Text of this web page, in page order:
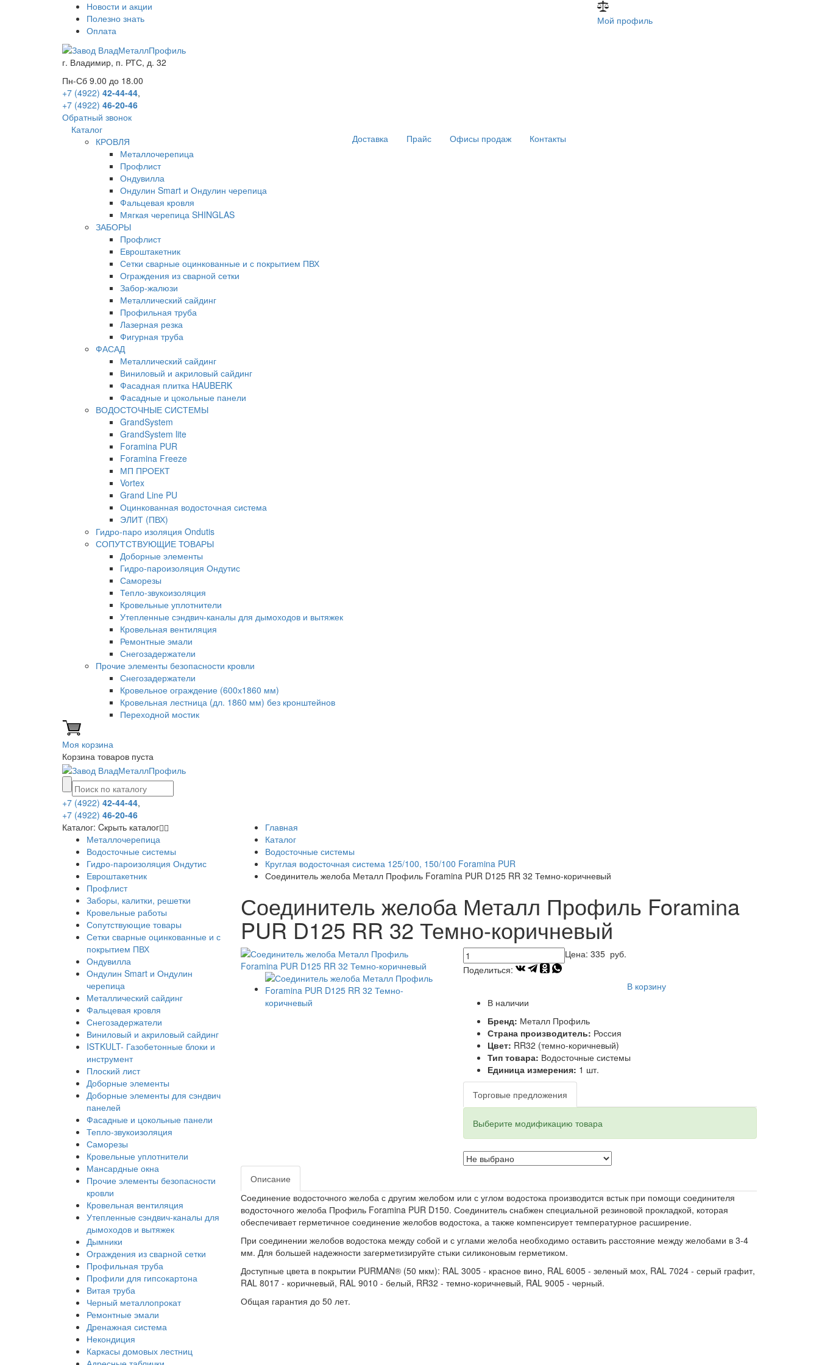
Новости и акции
Полезно знать
Оплата
Мой профиль
г. Владимир, п. РТС, д. 32
Пн-Сб 9.00 до 18.00
+7 (4922) 42-44-44,
+7 (4922) 46-20-46
Обратный звонок
Каталог
КРОВЛЯ
Металлочерепица
Профлист
Ондувилла
Ондулин Smart и Ондулин черепица
Фальцевая кровля
Мягкая черепица SHINGLAS
ЗАБОРЫ
Профлист
Евроштакетник
Сетки сварные оцинкованные и с покрытием ПВХ
Ограждения из сварной сетки
Забор-жалюзи
Металлический сайдинг
Профильная труба
Лазерная резка
Фигурная труба
ФАСАД
Металлический сайдинг
Виниловый и акриловый сайдинг
Фасадная плитка HAUBERK
Фасадные и цокольные панели
ВОДОСТОЧНЫЕ СИСТЕМЫ
GrandSystem
GrandSystem lite
Foramina PUR
Foramina Freeze
МП ПРОЕКТ
Vortex
Grand Line PU
Оцинкованная водосточная система
ЭЛИТ (ПВХ)
Гидро-паро изоляция Ondutis
СОПУТСТВУЮЩИЕ ТОВАРЫ
Доборные элементы
Гидро-пароизоляция Ондутис
Саморезы
Тепло-звукоизоляция
Кровельные уплотнители
Утепленные сэндвич-каналы для дымоходов и вытяжек
Кровельная вентиляция
Ремонтные эмали
Снегозадержатели
Прочие элементы безопасности кровли
Снегозадержатели
Кровельное ограждение (600х1860 мм)
Кровельная лестница (дл. 1860 мм) без кронштейнов
Переходной мостик
Доставка Прайс Офисы продаж Контакты
Моя корзина
Корзина товаров пуста
+7 (4922) 42-44-44,
+7 (4922) 46-20-46
Каталог: Cкрыть каталог
Металлочерепица
Водосточные системы
Гидро-пароизоляция Ондутис
Евроштакетник
Профлист
Заборы, калитки, решетки
Кровельные работы
Сопутствующие товары
Сетки сварные оцинкованные и с
покрытием ПВХ
Ондувилла
Ондулин Smart и Ондулин
черепица
Металлический сайдинг
Фальцевая кровля
Снегозадержатели
Виниловый и акриловый сайдинг
ISTKULT- Газобетонные блоки и
инструмент
Плоский лист
Доборные элементы
Доборные элементы для сэндвич
панелей
Фасадные и цокольные панели
Тепло-звукоизоляция
Саморезы
Кровельные уплотнители
Мансардные окна
Прочие элементы безопасности
кровли
Кровельная вентиляция
Утепленные сэндвич-каналы для
дымоходов и вытяжек
Дымники
Ограждения из сварной сетки
Профильная труба
Профили для гипсокартона
Витая труба
Черный металлопрокат
Ремонтные эмали
Дренажная система
Некондиция
Каркасы домовых лестниц
Главная
Каталог
Водосточные системы
Круглая водосточная система 125/100, 150/100 Foramina PUR
Соединитель желоба Металл Профиль Foramina PUR D125 RR 32 Темно-коричневый
Соединитель желоба Металл Профиль Foramina
PUR D125 RR 32 Темно-коричневый
Цена:335 руб.
Поделиться:
В корзину
В наличии
Бренд: Металл Профиль
Страна производитель: Россия
Цвет: RR32 (темно-коричневый)
Тип товара: Водосточные системы
Единица измерения: 1 шт.
Торговые предложения
Выберите модификацию товара
Описание
Соединение водосточного желоба с другим желобом или с углом водостока производится встык при помощи соединителя
водосточного желоба Профиль Foramina PUR D150. Соединитель снабжен специальной резиновой прокладкой, которая
обеспечивает герметичное соединение желобов водостока, а также компенсирует температурное расширение.
При соединении желобов водостока между собой и с углами желоба необходимо оставить расстояние между желобами в 3-4
мм. Для большей надежности загерметизируйте стыки силиконовым герметиком.
Доступные цвета в покрытии PURMAN® (50 мкм): RAL 3005 - красное вино, RAL 6005 - зеленый мох, RAL 7024 - серый графит,
RAL 8017 - коричневый, RAL 9010 - белый, RR32 - темно-коричневый, RAL 9005 - черный.
Общая гарантия до 50 лет.